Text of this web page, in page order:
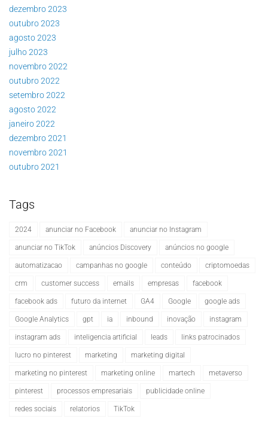
dezembro 2023
outubro 2023
agosto 2023
julho 2023
novembro 2022
outubro 2022
setembro 2022
agosto 2022
janeiro 2022
dezembro 2021
novembro 2021
outubro 2021
Tags
2024 anunciar no Facebook anunciar no Instagram
anunciar no TikTok anúncios Discovery anúncios no google
automatizacao campanhas no google conteúdo criptomoedas
crm customer success emails empresas facebook
facebook ads futuro da internet GA4 Google google ads
Google Analytics gpt ia inbound inovação instagram
instagram ads inteligencia artificial leads links patrocinados
lucro no pinterest marketing marketing digital
marketing no pinterest marketing online martech metaverso
pinterest processos empresariais publicidade online
redes sociais relatorios TikTok